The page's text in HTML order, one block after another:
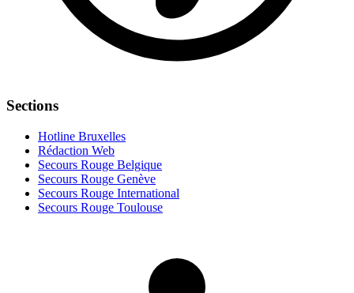
Sections
Hotline Bruxelles
Rédaction Web
Secours Rouge Belgique
Secours Rouge Genève
Secours Rouge International
Secours Rouge Toulouse